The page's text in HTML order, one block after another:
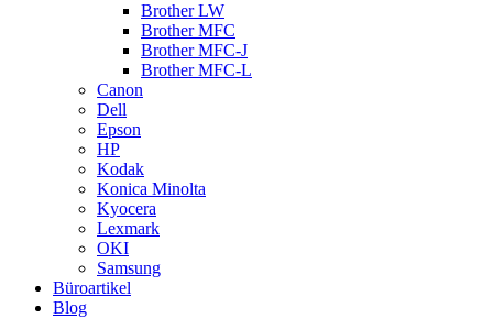
Brother LW
Brother MFC
Brother MFC-J
Brother MFC-L
Canon
Dell
Epson
HP
Kodak
Konica Minolta
Kyocera
Lexmark
OKI
Samsung
Büroartikel
Blog